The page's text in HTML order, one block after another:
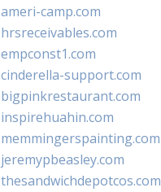
ameri-camp.com
hrsreceivables.com
empconst1.com
cinderella-support.com
bigpinkrestaurant.com
inspirehuahin.com
memmingerspainting.com
jeremypbeasley.com
thesandwichdepotcos.com